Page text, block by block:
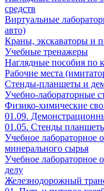
средств
Виртуальные
авто)
Краны, экскаваторы и
Учебные тренажеры
Наглядные пособия по
Рабочие места
Стенды-планшеты и
Учебно-лабораторные
Физико-химические
01.09.
01.05. Стенды
Учебное лабораторное
минерального сырья
Учебное лабораторное
делу
Железнодорожный